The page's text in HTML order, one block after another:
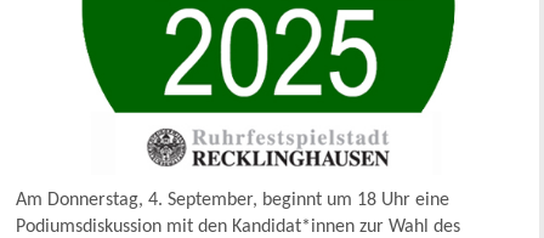
Am Donnerstag, 4. September, beginnt um 18 Uhr eine
Podiumsdiskussion mit den Kandidat*innen zur Wahl des